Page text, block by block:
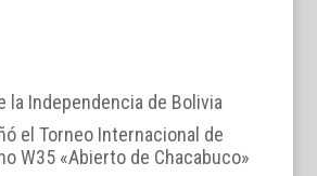
la Independencia de Bolivia
el Torneo Internacional de
W35 «Abierto de Chacabuco»